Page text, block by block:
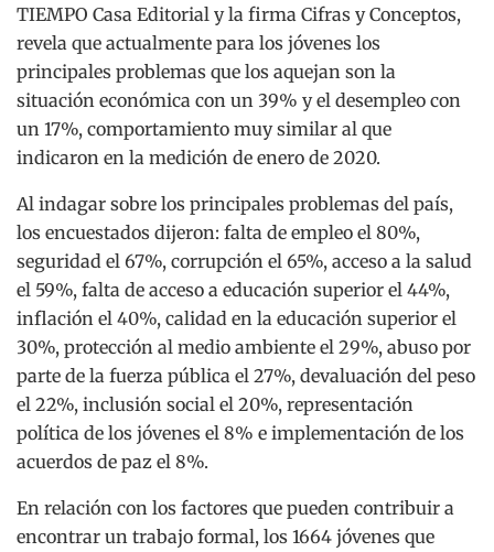
TIEMPO Casa Editorial y la firma Cifras y Conceptos,
revela que actualmente para los jóvenes los
principales problemas que los aquejan son la
situación económica con un 39% y el desempleo con
un 17%, comportamiento muy similar al que
indicaron en la medición de enero de 2020.
Al indagar sobre los principales problemas del país,
los encuestados dijeron: falta de empleo el 80%,
seguridad el 67%, corrupción el 65%, acceso a la salud
el 59%, falta de acceso a educación superior el 44%,
inflación el 40%, calidad en la educación superior el
30%, protección al medio ambiente el 29%, abuso por
parte de la fuerza pública el 27%, devaluación del peso
el 22%, inclusión social el 20%, representación
política de los jóvenes el 8% e implementación de los
acuerdos de paz el 8%.
En relación con los factores que pueden contribuir a
encontrar un trabajo formal, los 1664 jóvenes que